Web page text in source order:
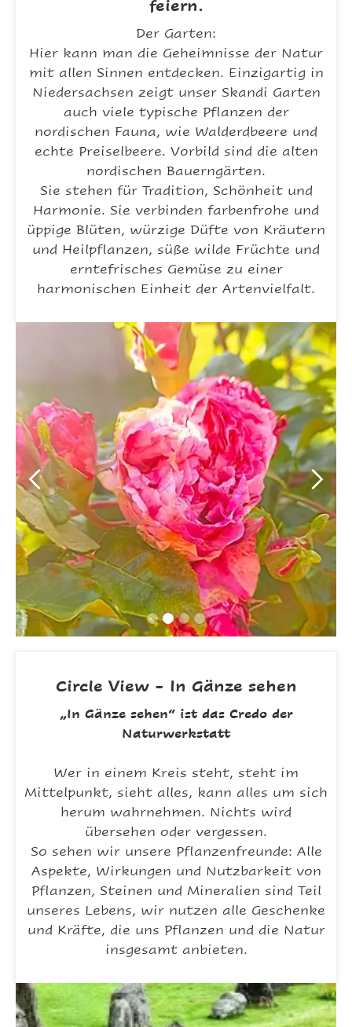
feiern.
Der Garten:
Hier kann man die Geheimnisse der Natur
mit allen Sinnen entdecken. Einzigartig in
Niedersachsen zeigt unser Skandi Garten
auch viele typische Pflanzen der
nordischen Fauna, wie Walderdbeere und
echte Preiselbeere. Vorbild sind die alten
nordischen Bauerngärten.
Sie stehen für Tradition, Schönheit und
Harmonie. Sie verbinden farbenfrohe und
üppige Blüten, würzige Düfte von Kräutern
und Heilpflanzen, süße wilde Früchte und
erntefrisches Gemüse zu einer
harmonischen Einheit der Artenvielfalt.
Circle View - In Gänze sehen
„In Gänze sehen“ ist das Credo der
Naturwerkstatt
Wer in einem Kreis steht, steht im
Mittelpunkt, sieht alles, kann alles um sich
herum wahrnehmen. Nichts wird
übersehen oder vergessen.
So sehen wir unsere Pflanzenfreunde: Alle
Aspekte, Wirkungen und Nutzbarkeit von
Pflanzen, Steinen und Mineralien sind Teil
unseres Lebens, wir nutzen alle Geschenke
und Kräfte, die uns Pflanzen und die Natur
insgesamt anbieten.